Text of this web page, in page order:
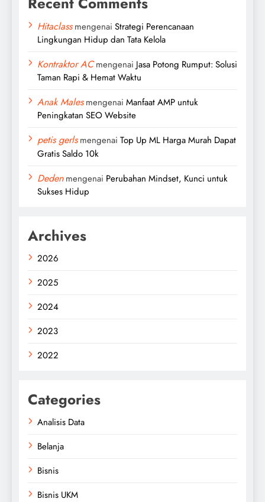
Hitaclassmengenai Strategi Perencanaan
Lingkungan Hidup dan Tata Kelola
Kontraktor ACmengenai Jasa Potong Rumput: Solusi
Taman Rapi & Hemat Waktu
Anak Malesmengenai Manfaat AMP untuk
Peningkatan SEO Website
petis gerlsmengenai Top Up ML Harga Murah Dapat
Gratis Saldo 10k
Dedenmengenai Perubahan Mindset, Kunci untuk
Sukses Hidup
Archives
2026
2025
2024
2023
2022
Categories
Analisis Data
Belanja
Bisnis
Bisnis UKM